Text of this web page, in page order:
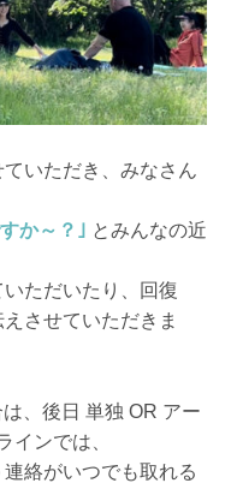
いただき、みなさん
か～？｣ とみんなの近
ただいたり、回復
させていただきま
、後日 単独 OR アー
インでは、
連絡がいつでも取れる